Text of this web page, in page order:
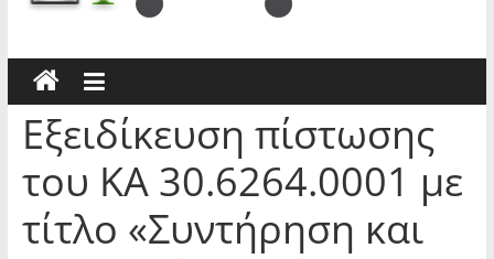
Εξειδίκευση πίστωσης
του ΚΑ 30.6264.0001 με
τίτλο «Συντήρηση και